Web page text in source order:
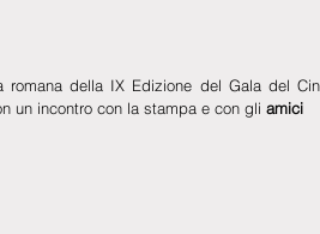
romana della IX Edizione del Gala del
un incontro con la stampa e con gli amici